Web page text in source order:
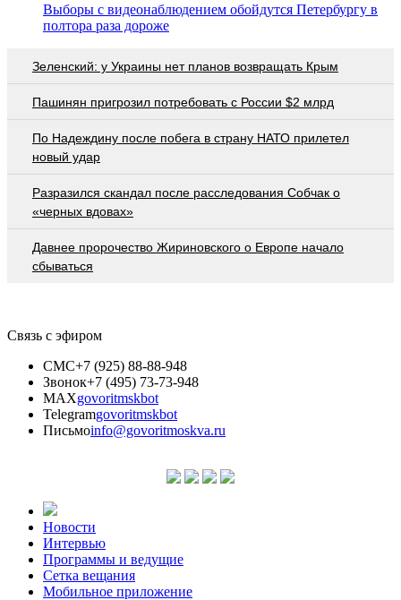
Выборы с видеонаблюдением обойдутся Петербургу в
полтора раза дороже
Зеленский: у Украины нет планов возвращать Крым
Пашинян пригрозил потребовать c России $2 млрд
По Надеждину после побега в страну НАТО прилетел
новый удар
Разразился скандал после расследования Собчак о
«черных вдовах»
Давнее пророчество Жириновского о Европе начало
сбываться
Связь с эфиром
СМС+7 (925) 88-88-948
Звонок+7 (495) 73-73-948
MAXgovoritmskbot
Telegramgovoritmskbot
Письмоinfo@govoritmoskva.ru
Новости
Интервью
Программы и ведущие
Сетка вещания
Мобильное приложение